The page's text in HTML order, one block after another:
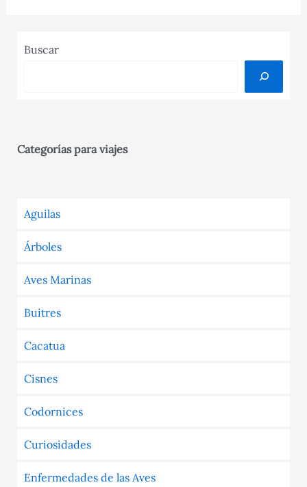
Buscar
Categorías para viajes
Aguilas
Árboles
Aves Marinas
Buitres
Cacatua
Cisnes
Codornices
Curiosidades
Enfermedades de las Aves